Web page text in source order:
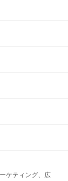
ケティング、広